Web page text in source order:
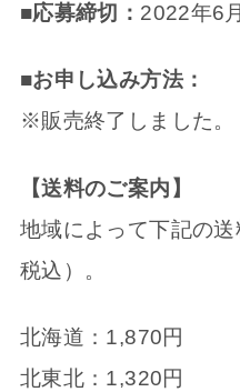
■応募締切： 2022年6
■お申し込み方法：
※販売終了しました。
【送料のご案内】
地域によって下記の
税込）。
北海道：1,870円
北東北：1,320円